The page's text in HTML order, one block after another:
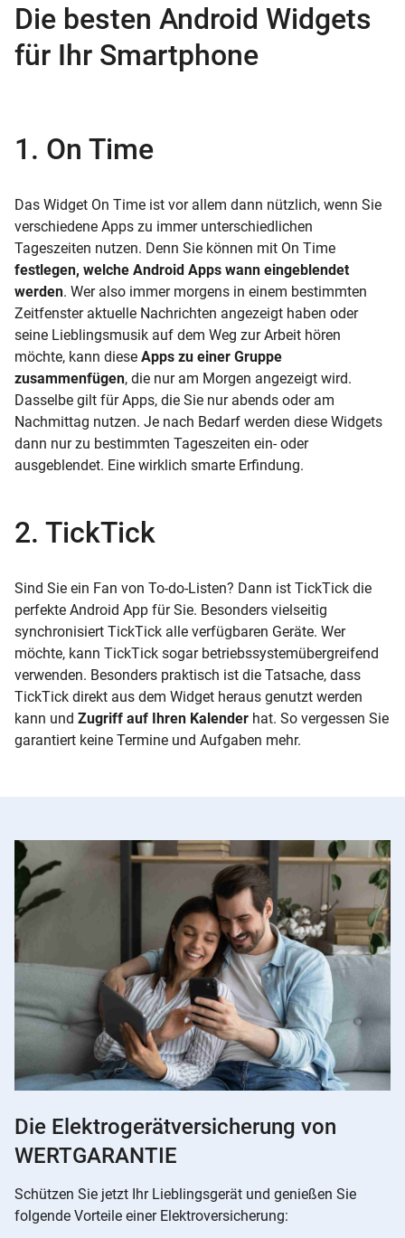
Die besten Android Widgets
für Ihr Smartphone
1. On Time
Das Widget On Time ist vor allem dann nützlich, wenn Sie
verschiedene Apps zu immer unterschiedlichen
Tageszeiten nutzen. Denn Sie können mit On Time
festlegen, welche Android Apps wann eingeblendet
werden. Wer also immer morgens in einem bestimmten
Zeitfenster aktuelle Nachrichten angezeigt haben oder
seine Lieblingsmusik auf dem Weg zur Arbeit hören
möchte, kann diese Apps zu einer Gruppe
zusammenfügen, die nur am Morgen angezeigt wird.
Dasselbe gilt für Apps, die Sie nur abends oder am
Nachmittag nutzen. Je nach Bedarf werden diese Widgets
dann nur zu bestimmten Tageszeiten ein- oder
ausgeblendet. Eine wirklich smarte Erfindung.
2. TickTick
Sind Sie ein Fan von To-do-Listen? Dann ist TickTick die
perfekte Android App für Sie. Besonders vielseitig
synchronisiert TickTick alle verfügbaren Geräte. Wer
möchte, kann TickTick sogar betriebssystemübergreifend
verwenden. Besonders praktisch ist die Tatsache, dass
TickTick direkt aus dem Widget heraus genutzt werden
kann und Zugriff auf Ihren Kalender hat. So vergessen Sie
garantiert keine Termine und Aufgaben mehr.
Die Elektrogerätversicherung von
WERTGARANTIE
Schützen Sie jetzt Ihr Lieblingsgerät und genießen Sie
folgende Vorteile einer Elektroversicherung: